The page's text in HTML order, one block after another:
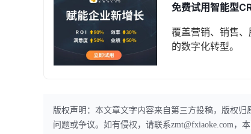
免费试用智能型
覆盖营销、销售
的数字化转型。
版权声明：本文章文字内容来自第三方投稿，版权
问题或争议。如有侵权，请联系zmt@fxiaoke.com，